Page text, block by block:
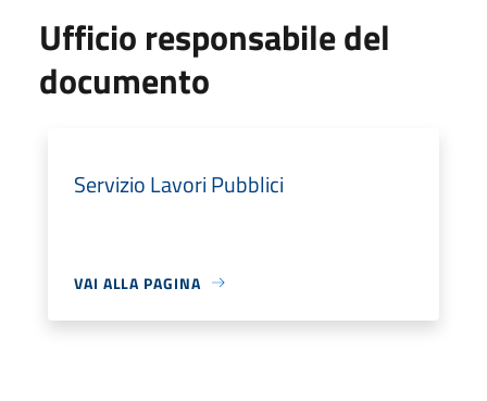
Ufficio responsabile del
documento
Servizio Lavori Pubblici
VAI ALLA PAGINA